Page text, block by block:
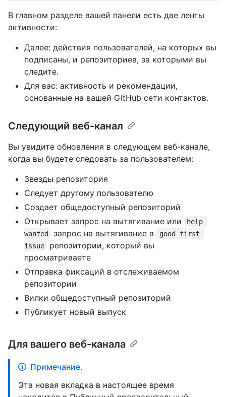
В главном разделе вашей панели есть две ленты
активности:
Далее: действия пользователей, на которых вы
подписаны, и репозиториев, за которыми вы
следите.
Для вас: активность и рекомендации,
основанные на вашей GitHub сети контактов.
Следующий веб-канал
Вы увидите обновления в следующем веб-канале,
когда вы будете следовать за пользователем:
Звезды репозитория
Следует другому пользователю
Создает общедоступный репозиторий
Открывает запрос на вытягивание или
help
wanted
запрос на вытягивание в
good first
issue
репозитории, который вы
просматриваете
Отправка фиксаций в отслеживаемом
репозитории
Вилки общедоступный репозиторий
Публикует новый выпуск
Для вашего веб-канала
Примечание.
Эта новая вкладка в настоящее время